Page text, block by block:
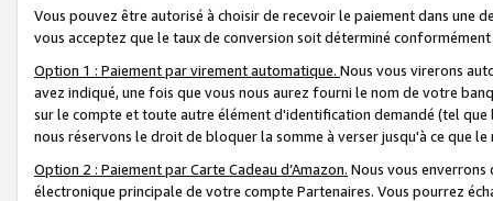
Vous pouvez être autorisé à choisir de recevoir le paiement dans une
vous acceptez que le taux de conversion soit déterminé
Option 1 : Paiement par virement automatique. Nous vous virerons
avez indiqué, une fois que vous nous aurez fourni le nom de votre
sur le compte et toute autre élément d'identification demandé (tel que
nous réservons le droit de bloquer la somme à verser jusqu'à ce que
Option 2 : Paiement par Carte Cadeau d’Amazon. Nous vous
électronique principale de votre compte Partenaires. Vous pourrez